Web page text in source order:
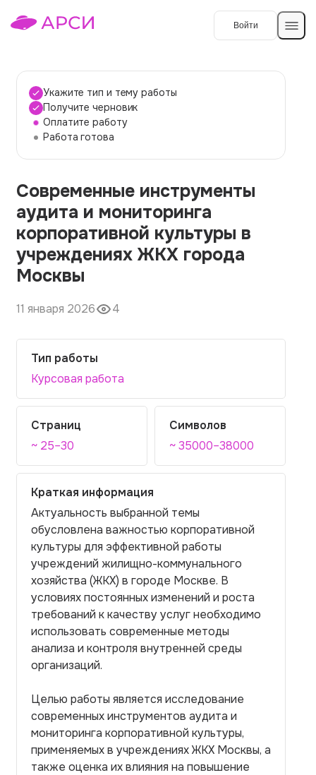
Войти
Темы работ
О сервисе
О компании
Наши гарантии
Порядок оплаты
Вопросы и ответы
Отзывы
Контакты
Укажите тип и тему работы
Получите черновик
Оплатите работу
Работа готова
Современные инструменты
аудита и мониторинга
корпоративной культуры в
учреждениях ЖКХ города
Москвы
11 января 2026 4
Тип работы
Курсовая работа
Страниц
~ 25–30
Символов
~ 35000–38000
Краткая информация
Актуальность выбранной темы
обусловлена важностью корпоративной
культуры для эффективной работы
учреждений жилищно-коммунального
хозяйства (ЖКХ) в городе Москве. В
условиях постоянных изменений и роста
требований к качеству услуг необходимо
использовать современные методы
анализа и контроля внутренней среды
организаций.
Целью работы является исследование
современных инструментов аудита и
мониторинга корпоративной культуры,
применяемых в учреждениях ЖКХ Москвы, а
также оценка их влияния на повышение